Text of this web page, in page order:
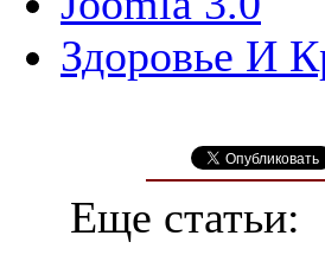
Здоровье И
Еще статьи: